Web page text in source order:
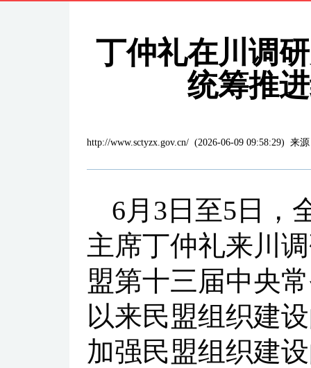
丁仲礼在川调
统筹推
http://www.sctyzx.gov.cn/ (2026-06-09 09:58:29) 来
6月3日至5日，
主席丁仲礼来川
盟第十三届中央
以来民盟组织建
加强民盟组织建